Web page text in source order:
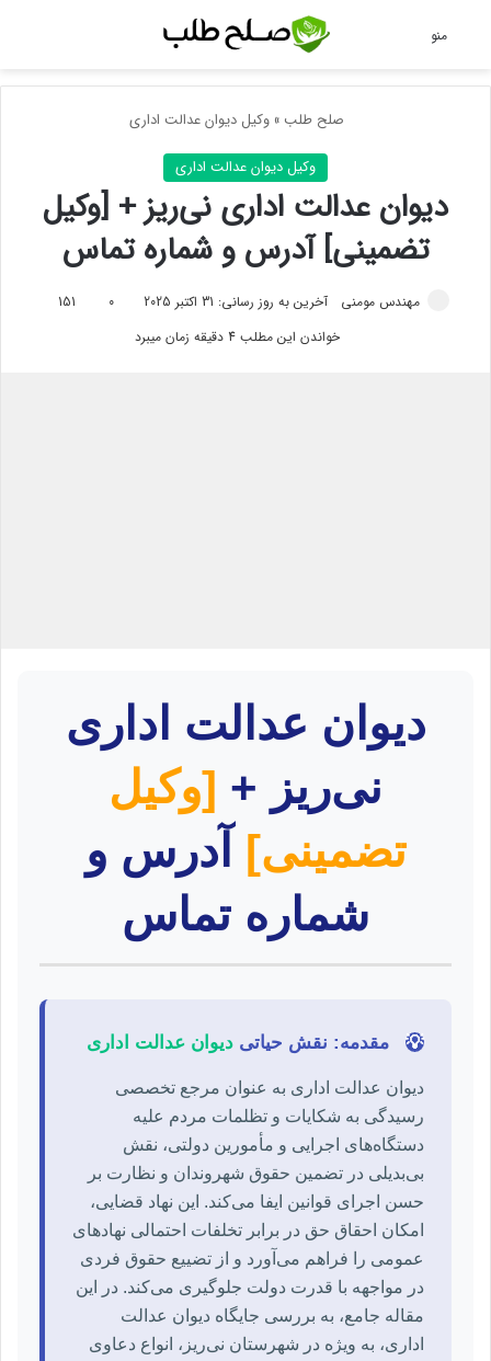
منو
صلح طلب » وکیل دیوان عدالت اداری
وکیل دیوان عدالت اداری
دیوان عدالت اداری نی‌ریز + [وکیل
تضمینی] آدرس و شماره تماس
مهندس مومنی آخرین به روز رسانی: 31 اکتبر 2025 0
151
خواندن این مطلب 4 دقیقه زمان میبرد
دیوان عدالت اداری
نی‌ریز + [وکیل
تضمینی] آدرس و
شماره تماس
💡 مقدمه: نقش حیاتی دیوان عدالت اداری
دیوان عدالت اداری به عنوان مرجع تخصصی
رسیدگی به شکایات و تظلمات مردم علیه
دستگاه‌های اجرایی و مأمورین دولتی، نقش
بی‌بدیلی در تضمین حقوق شهروندان و نظارت بر
حسن اجرای قوانین ایفا می‌کند. این نهاد قضایی،
امکان احقاق حق در برابر تخلفات احتمالی نهادهای
عمومی را فراهم می‌آورد و از تضییع حقوق فردی
در مواجهه با قدرت دولت جلوگیری می‌کند. در این
مقاله جامع، به بررسی جایگاه دیوان عدالت
اداری، به ویژه در شهرستان نی‌ریز، انواع دعاوی